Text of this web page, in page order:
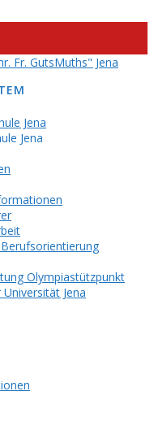
Jena
Jena
Olympiastützpunkt
Jena